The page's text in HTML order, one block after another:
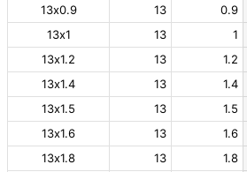
13х0.9 13 0.9
13х1
13 1
13х1.2
13 1.2
13х1.4
13 1.4
13х1.5
13 1.5
13х1.6
13 1.6
13х1.8
13 1.8